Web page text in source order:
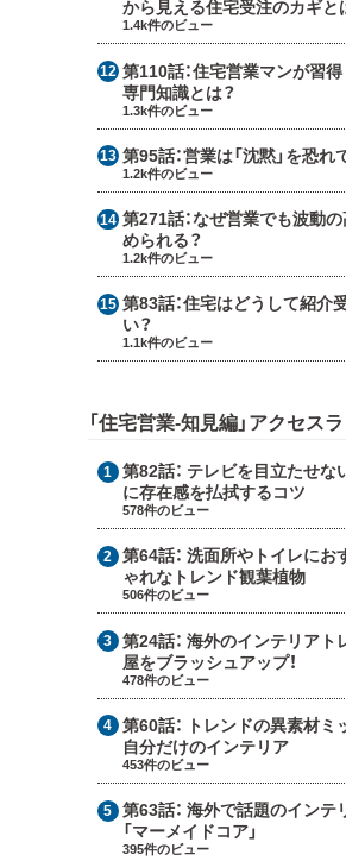
から見える住宅受注のカギと
1.4k件のビュー
第110話：住宅営業マンが習
専門知識とは？
1.3k件のビュー
第95話：営業は「沈黙」を恐れ
1.2k件のビュー
第271話：なぜ営業でも波動
められる？
1.2k件のビュー
第83話：住宅はどうして紹介
い？
1.1k件のビュー
「住宅営業-知見編」アクセス
第82話： テレビを目立たせな
に存在感を払拭するコツ
578件のビュー
第64話：洗面所やトイレにお
ゃれなトレンド観葉植物
506件のビュー
第24話：海外のインテリアト
屋をブラッシュアップ！
478件のビュー
第60話： トレンドの異素材ミ
自分だけのインテリア
453件のビュー
第63話：海外で話題のインテ
「マーメイドコア」
395件のビュー